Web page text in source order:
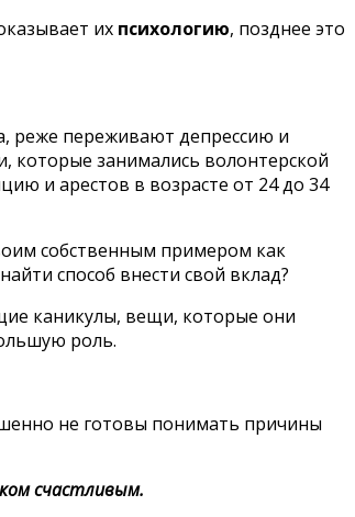
их психологию, позднее это
реже переживают депрессию и
которые занимались волонтерской
и арестов в возрасте от 24 до 34
собственным примером как
способ внести свой вклад?
каникулы, вещи, которые они
роль.
не готовы понимать причины
счастливым.